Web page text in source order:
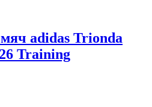
adidas Trionda
Training